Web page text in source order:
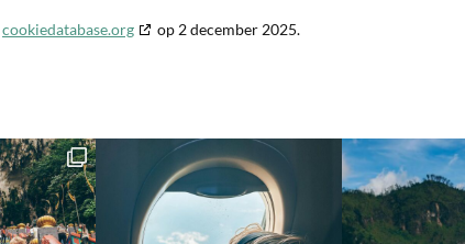
cookiedatabase.org op 2 december 2025.